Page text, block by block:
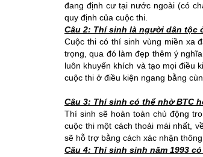
đang định cư tại nước ngoài (có
quy định của cuộc thi.
Câu 2: Thí sinh là người dân tộc
Cuộc thi có thí sinh vùng miền xa
trọng, qua đó làm đẹp thêm ý
luôn khuyến khích và tạo mọi điều
cuộc thi ở điều kiện ngang bằng
Câu 3: Thí sinh có thể nhờ BTC
Thí sinh sẽ hoàn toàn chủ động
cuộc thi một cách thoải mái nhất,
sẽ hỗ trợ bằng cách xác nhận
Câu 4: Thí sinh sinh năm 1993